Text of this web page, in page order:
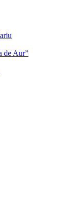
de Aur”